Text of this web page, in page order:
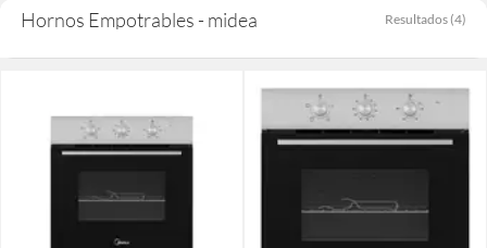
Hornos Empotrables - midea Resultados (4)